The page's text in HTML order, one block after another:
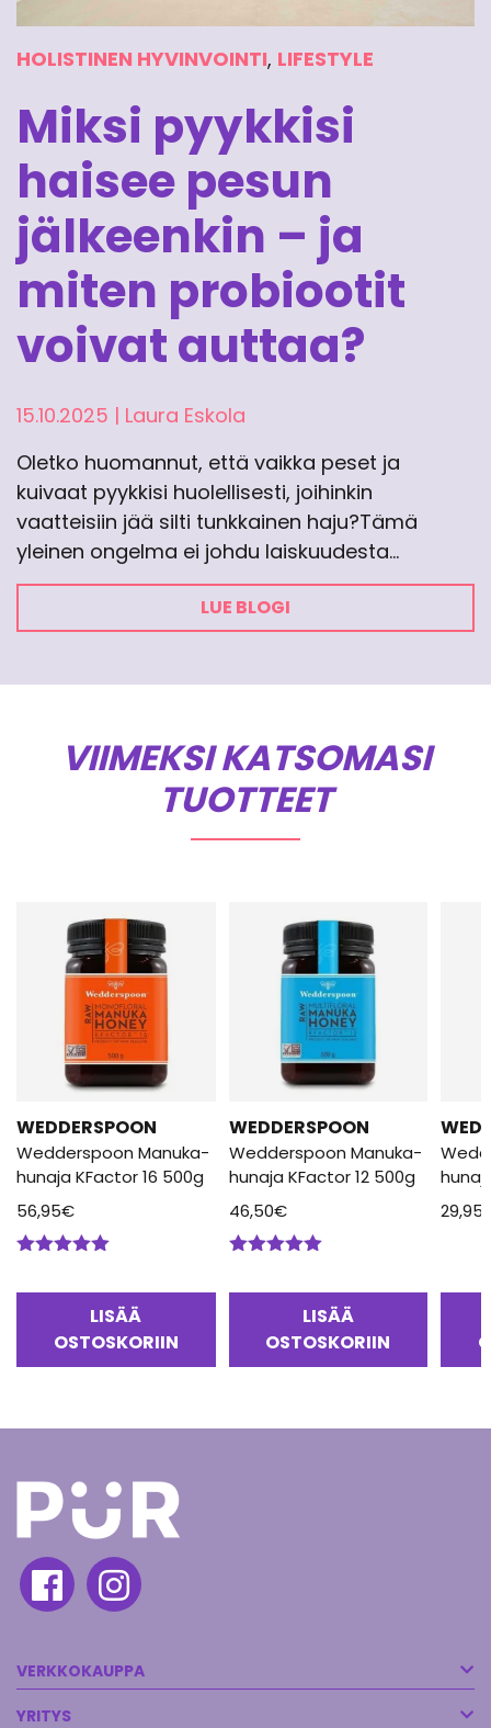
HOLISTINEN HYVINVOINTI, LIFESTYLE
Miksi pyykkisi
haisee pesun
jälkeenkin – ja
miten probiootit
voivat auttaa?
15.10.2025 | Laura Eskola
Oletko huomannut, että vaikka peset ja
kuivaat pyykkisi huolellisesti, joihinkin
vaatteisiin jää silti tunkkainen haju?Tämä
yleinen ongelma ei johdu laiskuudesta…
LUE BLOGI
VIIMEKSI KATSOMASI
TUOTTEET
WEDDERSPOON
Wedderspoon Manuka-
hunaja KFactor 16 500g
56,95€
LISÄÄ
OSTOSKORIIN
WEDDERSPOON
Wedderspoon Manuka-
hunaja KFactor 12 500g
46,50€
LISÄÄ
OSTOSKORIIN
29,95
VERKKOKAUPPA
YRITYS